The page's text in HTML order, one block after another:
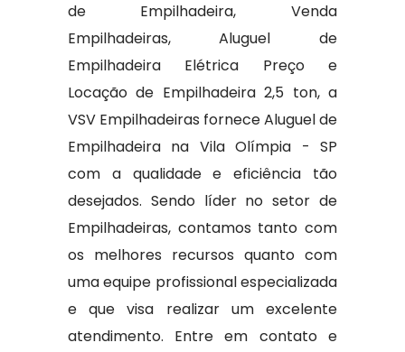
de Empilhadeira, Venda
Empilhadeiras, Aluguel de
Empilhadeira Elétrica Preço e
Locação de Empilhadeira 2,5 ton, a
VSV Empilhadeiras fornece Aluguel de
Empilhadeira na Vila Olímpia - SP
com a qualidade e eficiência tão
desejados. Sendo líder no setor de
Empilhadeiras, contamos tanto com
os melhores recursos quanto com
uma equipe profissional especializada
e que visa realizar um excelente
atendimento. Entre em contato e